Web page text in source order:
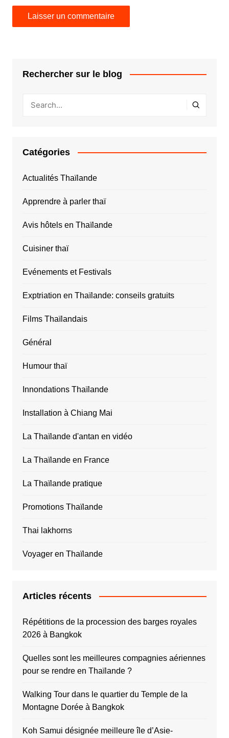
Rechercher sur le blog
Catégories
Actualités Thaïlande
Apprendre à parler thaï
Avis hôtels en Thaïlande
Cuisiner thaï
Evénements et Festivals
Exptriation en Thaïlande: conseils gratuits
Films Thaïlandais
Général
Humour thaï
Innondations Thaïlande
Installation à Chiang Mai
La Thaïlande d'antan en vidéo
La Thaïlande en France
La Thaïlande pratique
Promotions Thaïlande
Thai lakhorns
Voyager en Thaïlande
Articles récents
Répétitions de la procession des barges royales
2026 à Bangkok
Quelles sont les meilleures compagnies aériennes
pour se rendre en Thaïlande ?
Walking Tour dans le quartier du Temple de la
Montagne Dorée à Bangkok
Koh Samui désignée meilleure île d’Asie-